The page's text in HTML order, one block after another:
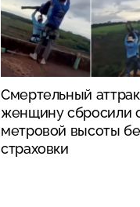
Смертельный
женщину сбросили
метровой высоты
страховки